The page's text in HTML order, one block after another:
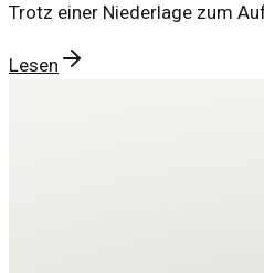
Trotz einer Niederlage zum
Lesen